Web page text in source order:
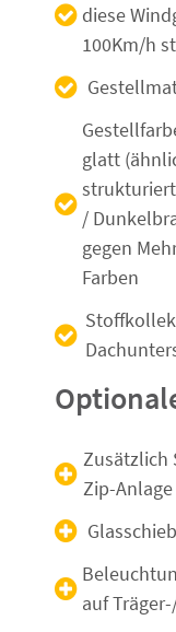
diese
100Km/h
glatt
/
gegen
Farben
Zusätzlich
Zip-Anlage
auf